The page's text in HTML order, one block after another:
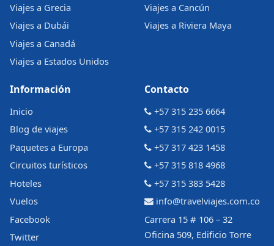
Viajes a Grecia
Viajes a Dubái
Viajes a Canadá
Viajes a Estados Unidos
Viajes a Cancún
Viajes a Riviera Maya
Información
Inicio
Blog de viajes
Paquetes a Europa
Circuitos turísticos
Hoteles
Vuelos
Facebook
Twitter
Contacto
+57 315 235 6664
+57 315 242 0015
+57 317 423 1458
+57 315 818 4968
+57 315 383 5428
info@travelviajes.com.co
Carrera 15 # 106 – 32
Oficina 509, Edificio Torre